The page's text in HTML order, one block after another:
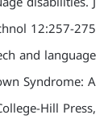
12:257-275.
and language
Syndrome: A
Hill Press,